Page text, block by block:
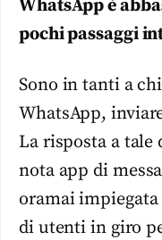
WhatsApp è
pochi passaggi
Sono in tanti a
WhatsApp,
La risposta a tale
nota app di
oramai
di utenti in giro